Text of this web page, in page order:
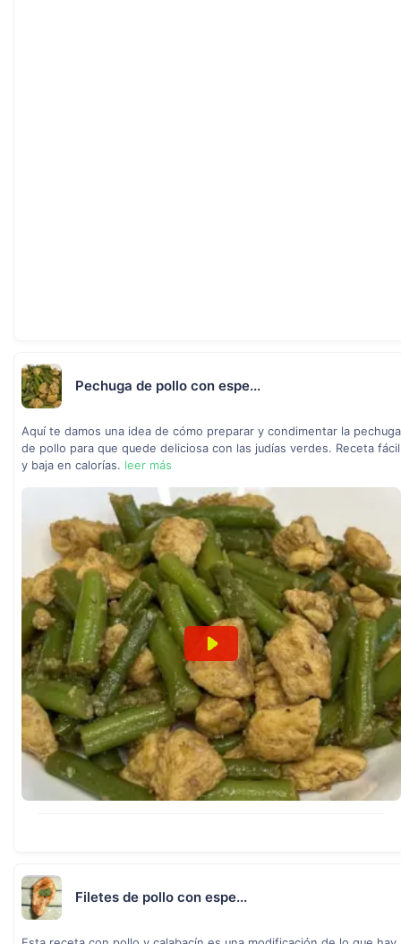
Pechuga de pollo con espe...
Aquí te damos una idea de cómo preparar y condimentar la pechuga
de pollo para que quede deliciosa con las judías verdes. Receta fácil
y baja en calorías. leer más
Filetes de pollo con espe...